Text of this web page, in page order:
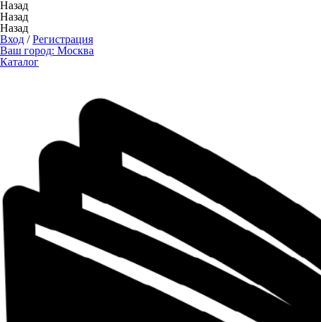
Назад
Назад
Назад
Вход /Регистрация
Ваш город: Москва
Каталог